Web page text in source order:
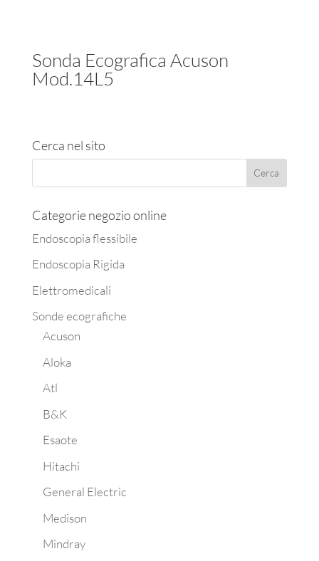
Sonda Ecografica Acuson
Mod.14L5
Cerca nel sito
Categorie negozio online
Endoscopia flessibile
Endoscopia Rigida
Elettromedicali
Sonde ecografiche
Acuson
Aloka
Atl
B&K
Esaote
Hitachi
General Electric
Medison
Mindray